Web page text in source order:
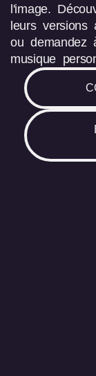
l'image.
leurs versions
ou demandez
musique